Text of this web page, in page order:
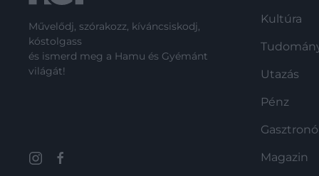
Művelődj, szórakozz, kíváncsiskodj,
kóstolgass
és ismerd meg a Hamu és Gyémánt
világát!
Kultúra
Utazás
Pénz
Magazin